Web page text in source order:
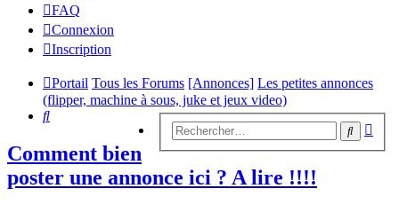
FAQ
Connexion
Inscription
Portail Tous les Forums [Annonces] Les petites annonces
(flipper, machine à sous, juke et jeux video)
Rechercher
Comment bien
poster une annonce ici ? A lire !!!!